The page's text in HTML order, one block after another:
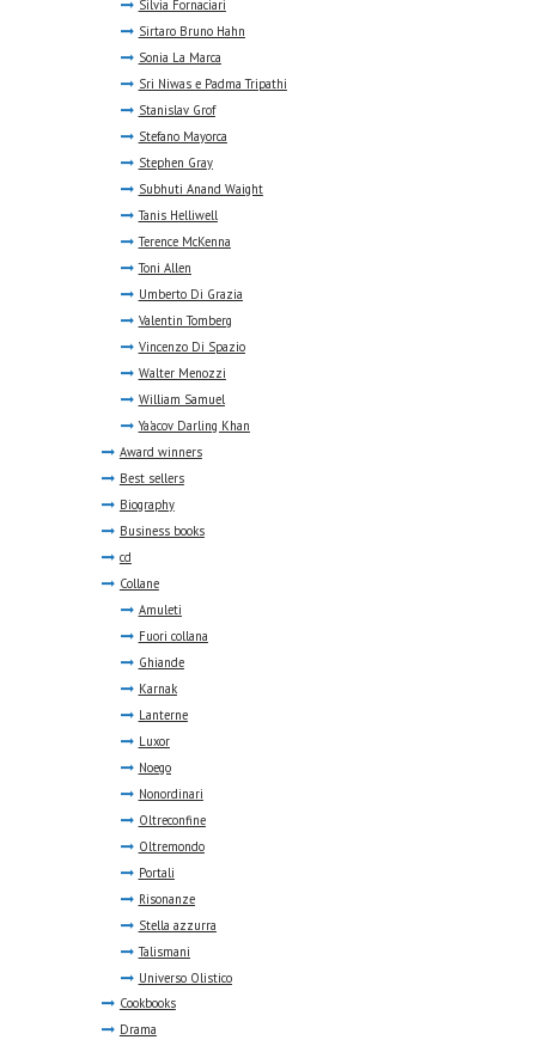
Silvia Fornaciari
Sirtaro Bruno Hahn
Sonia La Marca
Sri Niwas e Padma Tripathi
Stanislav Grof
Stefano Mayorca
Stephen Gray
Subhuti Anand Waight
Tanis Helliwell
Terence McKenna
Toni Allen
Umberto Di Grazia
Valentin Tomberg
Vincenzo Di Spazio
Walter Menozzi
William Samuel
Ya'acov Darling Khan
Award winners
Best sellers
Biography
Business books
cd
Collane
Amuleti
Fuori collana
Ghiande
Karnak
Lanterne
Luxor
Noego
Nonordinari
Oltreconfine
Oltremondo
Portali
Risonanze
Stella azzurra
Talismani
Universo Olistico
Cookbooks
Drama